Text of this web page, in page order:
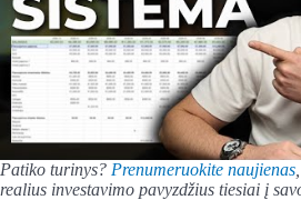
Patiko turinys? Prenumeruokite naujienas
realius investavimo pavyzdžius tiesiai į